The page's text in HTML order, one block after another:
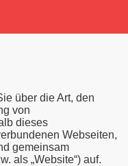
über die Art, den
von
dieses
Webseiten,
gemeinsam
als „Website“) auf.